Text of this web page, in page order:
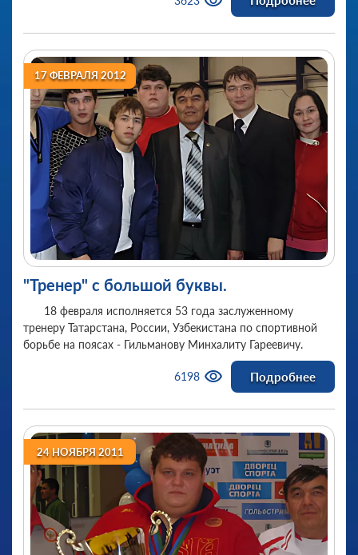
17 ФЕВРАЛЯ 2012
"Тренер" с большой буквы.
18 февраля исполняется 53 года заслуженному
тренеру Татарстана, России, Узбекистана по спортивной
борьбе на поясах - Гильманову Минхалиту Гареевичу.
6198 Подробнее
24 НОЯБРЯ 2011